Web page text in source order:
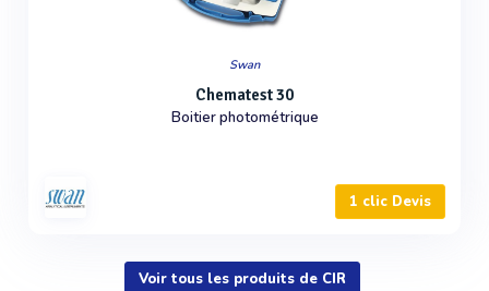
Swan
Chematest 30
Boitier photométrique
1 clic Devis
Voir tous les produits de CIR